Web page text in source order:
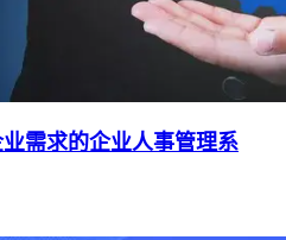
需求的企业人事管理系